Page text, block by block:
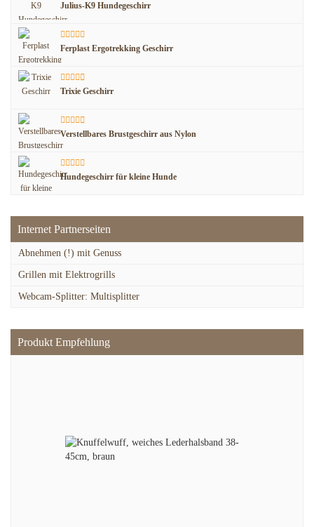
Julius-K9 Hundegeschirr
Ferplast Ergotrekking Geschirr
Trixie Geschirr
Verstellbares Brustgeschirr aus Nylon
Hundegeschirr für kleine Hunde
Internet Partnerseiten
Abnehmen (!) mit Genuss
Grillen mit Elektrogrills
Webcam-Splitter: Multisplitter
Produkt Empfehlung